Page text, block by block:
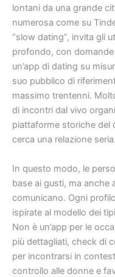
lontani da una grande
numerosa come su
“slow dating”, invita gli
profondo, con domande
un’app di dating su
suo pubblico di
massimo trentenni.
di incontri dal vivo
piattaforme storiche del
cerca una relazione seria.
In questo modo, le
base ai gusti, ma anche
comunicano. Ogni
ispirate al modello dei
Non è un’app per le
più dettagliati, check di
per incontrarsi in
controllo alle donne e